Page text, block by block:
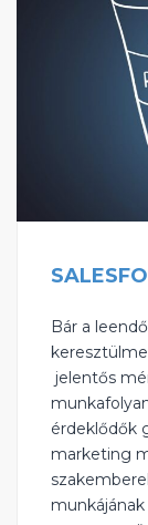
Bár a
jelentős
érdeklődők
marketing